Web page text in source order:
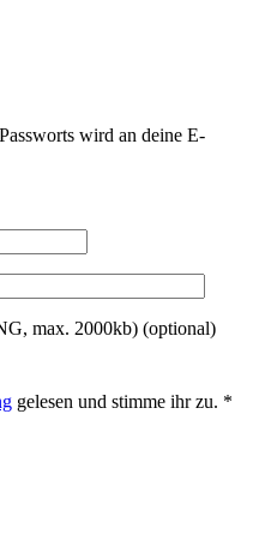
wird an deine E-
max. 2000kb) (optional)
gelesen und stimme ihr zu. *